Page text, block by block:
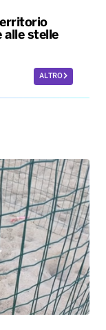
alle stelle
ALTRO